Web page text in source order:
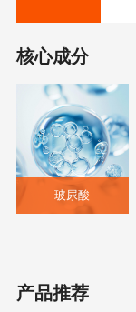
核心成分
玻尿酸
产品推荐